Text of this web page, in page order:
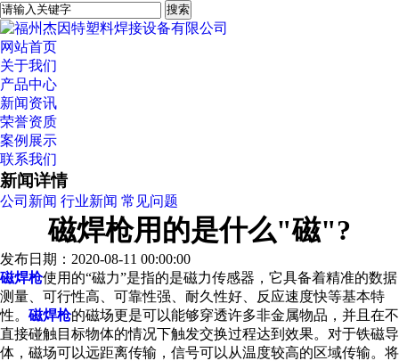
网站首页
关于我们
产品中心
新闻资讯
荣誉资质
案例展示
联系我们
新闻详情
公司新闻 行业新闻 常见问题
磁焊枪用的是什么"磁"?
发布日期：2020-08-11 00:00:00
磁焊枪使用的“磁力”是指的是磁力传感器，它具备着精准的数据
测量、可行性高、可靠性强、耐久性好、反应速度快等基本特
性。 磁焊枪的磁场更是可以能够穿透许多非金属物品，并且在不
直接碰触目标物体的情况下触发交换过程达到效果。对于铁磁导
体，磁场可以远距离传输，信号可以从温度较高的区域传输。将